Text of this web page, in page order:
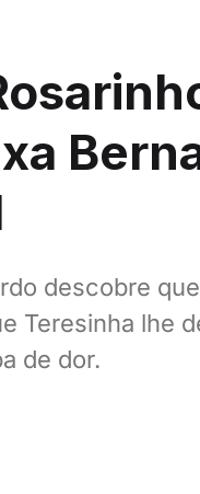
descobre
Teresinha lhe
de dor.